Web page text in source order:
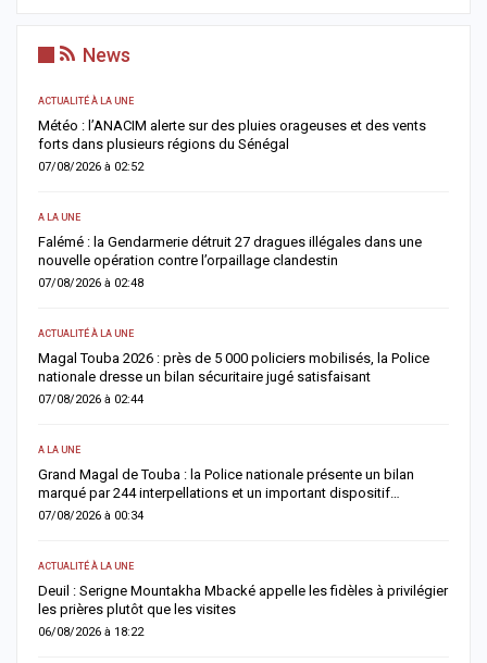
News
ACTUALITÉ À LA UNE
Météo : l’ANACIM alerte sur des pluies orageuses et des vents
forts dans plusieurs régions du Sénégal
07/08/2026 à 02:52
A LA UNE
Falémé : la Gendarmerie détruit 27 dragues illégales dans une
nouvelle opération contre l’orpaillage clandestin
07/08/2026 à 02:48
ACTUALITÉ À LA UNE
Magal Touba 2026 : près de 5 000 policiers mobilisés, la Police
nationale dresse un bilan sécuritaire jugé satisfaisant
07/08/2026 à 02:44
A LA UNE
Grand Magal de Touba : la Police nationale présente un bilan
marqué par 244 interpellations et un important dispositif…
07/08/2026 à 00:34
ACTUALITÉ À LA UNE
Deuil : Serigne Mountakha Mbacké appelle les fidèles à privilégier
les prières plutôt que les visites
06/08/2026 à 18:22